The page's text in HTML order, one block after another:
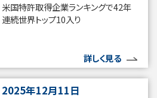
米国特許取得企業ランキングで42年
連続世界トップ10入り
詳しく見る
2025年12月11日